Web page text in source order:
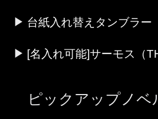
台紙入れ替えタンブラー
[名入れ可能]サーモス（
ピックアップノベ